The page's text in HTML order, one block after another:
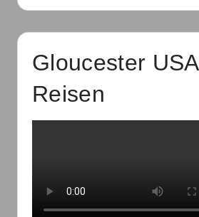
Gloucester USA
Reisen